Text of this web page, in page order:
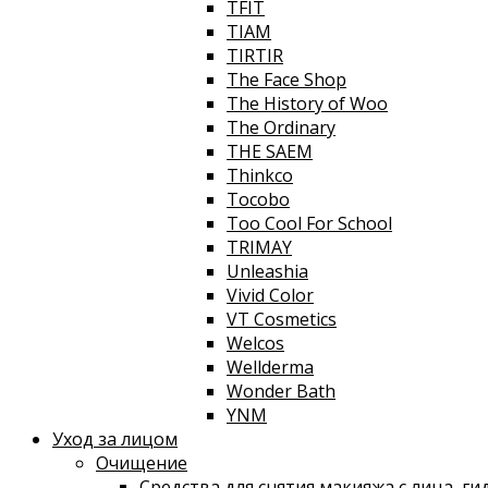
TFIT
TIAM
TIRTIR
The Face Shop
The History of Woo
The Ordinary
THE SAEM
Thinkco
Tocobo
Too Cool For School
TRIMAY
Unleashia
Vivid Color
VT Cosmetics
Welcos
Wellderma
Wonder Bath
YNM
Уход за лицом
Очищение